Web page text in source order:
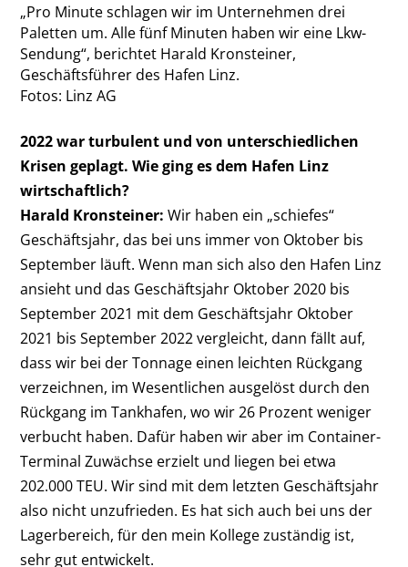
„Pro Minute schlagen wir im Unternehmen drei
Paletten um. Alle fünf Minuten haben wir eine Lkw-
Sendung“, berichtet Harald Kronsteiner,
Geschäftsführer des Hafen Linz.
Fotos: Linz AG
2022 war turbulent und von unterschiedlichen
Krisen geplagt. Wie ging es dem Hafen Linz
wirtschaftlich?
Harald Kronsteiner: Wir haben ein „schiefes“
Geschäftsjahr, das bei uns immer von Oktober bis
September läuft. Wenn man sich also den Hafen Linz
ansieht und das Geschäftsjahr Oktober 2020 bis
September 2021 mit dem Geschäftsjahr Oktober
2021 bis September 2022 vergleicht, dann fällt auf,
dass wir bei der Tonnage einen leichten Rückgang
verzeichnen, im Wesentlichen ausgelöst durch den
Rückgang im Tankhafen, wo wir 26 Prozent weniger
verbucht haben. Dafür haben wir aber im Container-
Terminal Zuwächse erzielt und liegen bei etwa
202.000 TEU. Wir sind mit dem letzten Geschäftsjahr
also nicht unzufrieden. Es hat sich auch bei uns der
Lagerbereich, für den mein Kollege zuständig ist,
sehr gut entwickelt.